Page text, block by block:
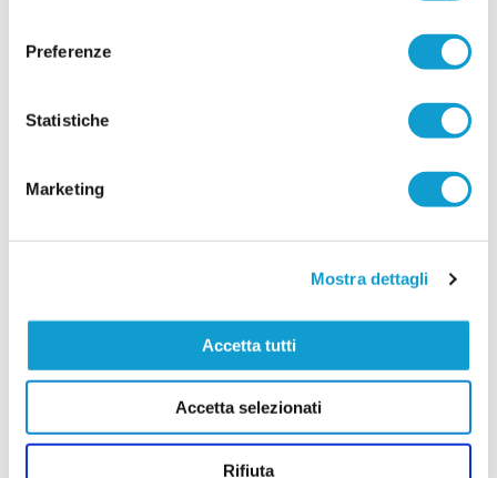
Preferenze
Statistiche
Marketing
Mostra dettagli
Accetta tutti
Accetta selezionati
Rifiuta